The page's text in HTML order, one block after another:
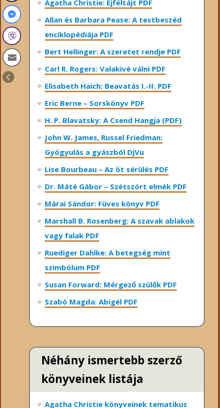
Agatha Christie: Éjféltájt PDF
Allan és Barbara Pease: A testbeszéd
enciklopédiája PDF
Bert Hellinger: A ​szeretet rendje PDF
Carl R. Rogers: Valakivé válni PDF
Elisabeth Haich: Beavatás I.-II. PDF
Eric Berne – Sorskönyv PDF
H. P. Blavatsky: A Csend Hangja (PDF)
John W. James, Russel Friedman:
Gyógyulás a gyászból DjVu
Lise Bourbeau – Az öt sérülés PDF
Dr. Máté Gábor – Szétszórt elmék PDF
Márai Sándor: Füves könyv PDF
Marshall B. Rosenberg: A szavak ablakok
vagy falak PDF
Ruediger Dahlke: A betegség mint
szimbólum PDF
Susan Forward: Mérgező szülők PDF
Szabó Magda: Abigél PDF
Néhány ismertebb szerző
könyveinek listája
Agatha Christie könyveinek tematikus